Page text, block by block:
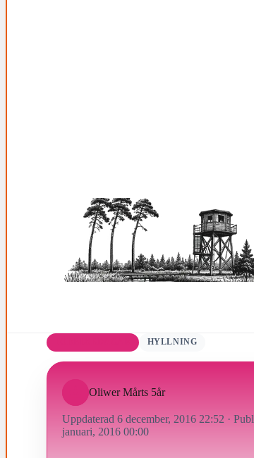
HYLLNING
Oliwer Mårts 5år
Uppdaterad 6 december, 2016 22:52 ·
januari, 2016 00:00